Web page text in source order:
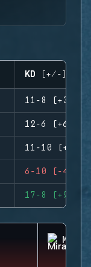
KD (+/-)
11-8 (+3)
12-6 (+6)
11-10 (+1)
6-10 (-4)
17-8 (+9)
MIRA